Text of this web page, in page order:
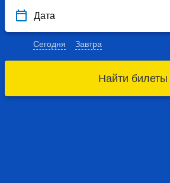
Дата
Сегодня Завтра
Найти билеты